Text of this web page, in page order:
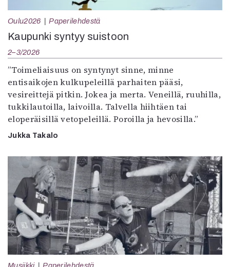
Oulu2026 Paperilehdestä
Kaupunki syntyy suistoon
2–3/2026
”Toimeliaisuus on syntynyt sinne, minne
entisaikojen kulkupeleillä parhaiten pääsi,
vesireittejä pitkin. Jokea ja merta. Veneillä, ruuhilla,
tukkilautoilla, laivoilla. Talvella hiihtäen tai
eloperäisillä vetopeleillä. Poroilla ja hevosilla.”
Jukka Takalo
Musiikki Paperilehdestä